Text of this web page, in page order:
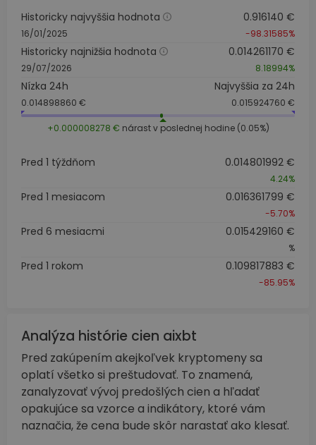
Historicky najvyššia hodnota
16/01/2025
0.916140 €
-98.31585%
Historicky najnižšia hodnota
29/07/2026
0.014261170 €
8.18994%
Nízka 24h
0.014898860 €
Najvyššia za 24h
0.015924760 €
+0.000008278 € nárast v poslednej hodine (0.05%)
Pred 1 týždňom 0.014801992 €
4.24%
Pred 1 mesiacom 0.016361799 €
-5.70%
Pred 6 mesiacmi 0.015429160 €
%
Pred 1 rokom 0.109817883 €
-85.95%
Analýza histórie cien aixbt
Pred zakúpením akejkoľvek kryptomeny sa
oplatí všetko si preštudovať. To znamená,
zanalyzovať vývoj predošlých cien a hľadať
opakujúce sa vzorce a indikátory, ktoré vám
naznačia, že cena bude skôr narastať ako klesať.